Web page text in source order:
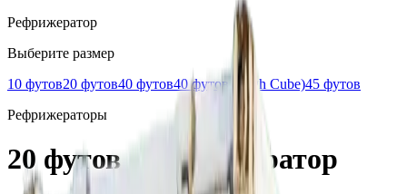
Рефрижератор
Выберите размер
10 футов20 футов40 футов40 футов (High Cube)45 футов
Рефрижераторы
20 футов - Рефрижератор